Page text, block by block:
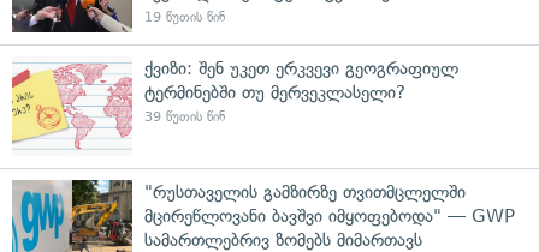
19 წუთის წინ
ქვიზი: შენ უკეთ ერკვევი გეოგრაფიულ
ტერმინებში თუ მერვეკლასელი?
39 წუთის წინ
"რუსთაველის გამზირზე თვითმცლელში
მცირეწლოვანი ბავშვი იმყოფებოდა" — GWP
სამართლებრივ ზომებს მიმართავს